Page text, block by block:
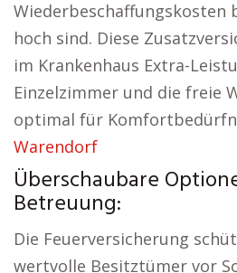
Wiederbeschaffungskosten
hoch sind. Diese
im Krankenhaus Extra-
Einzelzimmer und die freie
optimal für
Warendorf
Überschaubare
Betreuung:
Die Feuerversicherung
wertvolle Besitztümer vor